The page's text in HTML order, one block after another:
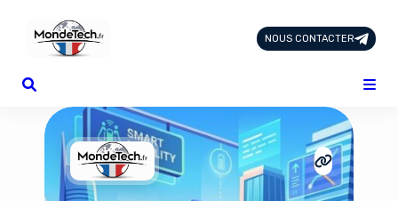
NOUS CONTACTER
Catégories
Add-ons
Design & Créativité